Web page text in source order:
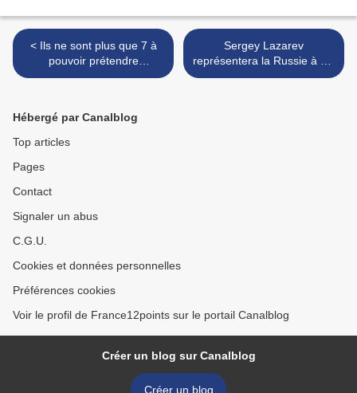
< Ils ne sont plus que 7 à
pouvoir prétendre
représenter la Géorgie à Tel
Sergey Lazarev
représentera la Russie à Tel
Aviv >
Hébergé par Canalblog
Top articles
Pages
Contact
Signaler un abus
C.G.U.
Cookies et données personnelles
Préférences cookies
Voir le profil de France12points sur le portail Canalblog
Créer un blog sur Canalblog
Créer un blog